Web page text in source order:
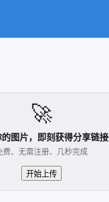
🚀
图片，即刻获得分享链接
费、无需注册、几秒完成
开始上传